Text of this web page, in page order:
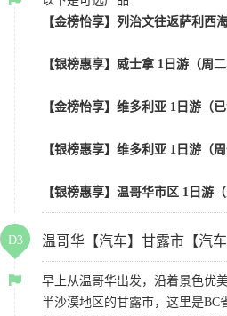
【金榜怡享】列治文往返萨利西
【银榜惠享】威士拿 1日游（周
【金榜怡享】维多利亚 1日游（
【银榜惠享】维多利亚 1日游（
【银榜惠享】温哥华市区 1日游
D3 温哥华【汽车】甘露市【汽
早上从温哥华出发，沿着景色优
半沙漠地区的甘露市，这里是